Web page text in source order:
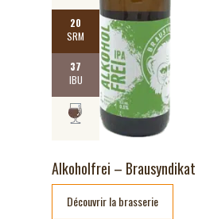
Alkoholfrei – Brausyndikat
20
SRM
37
IBU
Découvrir la brasserie